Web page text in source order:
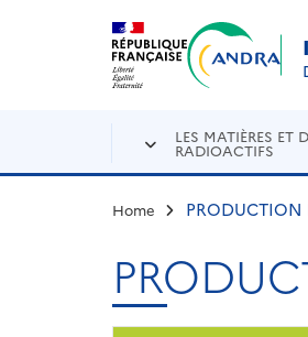
Aller au contenu principal
LES MATIÈRES ET
RADIOACTIFS
Home PRODUCTION